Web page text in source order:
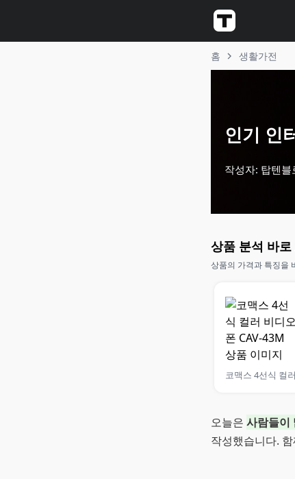
홈 생활가전
인기 인
작성자: 탑텐블
상품 분석 바로
상품의 가격과 특징을
오늘은 사람들이
작성했습니다.